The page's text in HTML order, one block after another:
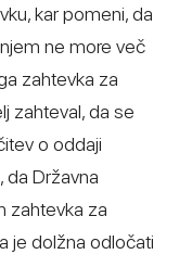
kar pomeni, da
ne more več
zahtevka za
zahteval, da se
o oddaji
da Državna
zahtevka za
je dolžna odločati